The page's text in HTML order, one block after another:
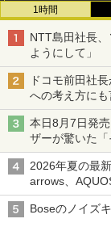
1時間
NTT島田社長
ようにして」
ドコモ前田社
への考え方にも
本日8月7日発
ザーが驚いた「
2026年夏の最
arrows、
Boseのノイズ